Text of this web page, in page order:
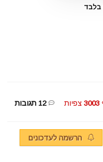
3003 צפיות 12 תגובות
הרשמה לעדכונים